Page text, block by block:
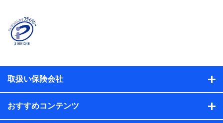
名、住所、生年月日、性別、保険契約者と被保険者の関
係、保険加入の目的、保険商品の内容、保険料、保険料
のお支払方法、車のメーカーや走行距離などの情報、建
ル内容や送信履歴の情報及び保険の更改案内等を提供し
保険契約情報
当社または株式会社NTTドコモ・フィナンシャルグルー
取扱い保険会社
おすすめコンテンツ